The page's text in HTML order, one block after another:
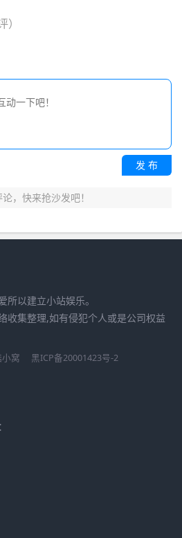
）
发 布
，快来抢沙发吧！
所以建立小站娱乐。
收集整理,如有侵犯个人或是公司权益
窝 黑ICP备20001423号-2